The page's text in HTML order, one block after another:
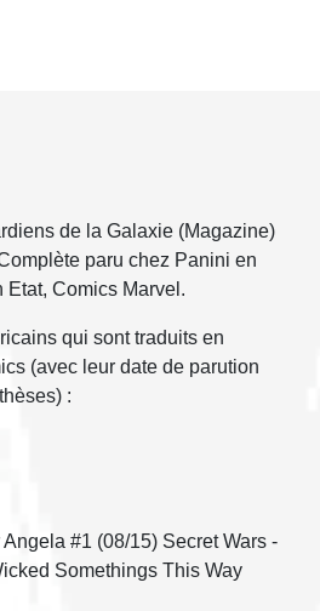
de la Galaxie (Magazine)
paru chez Panini en
Etat, Comics Marvel.
qui sont traduits en
(avec leur date de parution
:
#1 (08/15) Secret Wars -
Somethings This Way